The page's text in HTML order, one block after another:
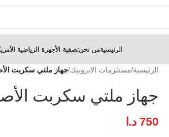
الرئيسيةمن نحنتصفية الأجهزة الرياضية
الرئيسية/مستلزمات الايروبيك/جهاز ملتي سكربت
جهاز ملتي سكربت
750 د.ا